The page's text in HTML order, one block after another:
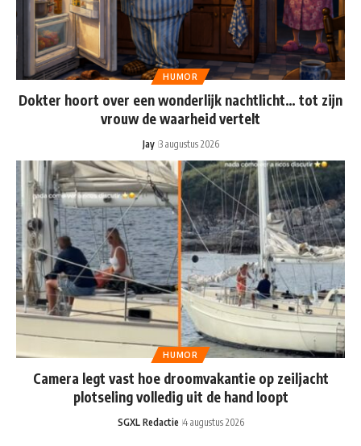
HUMOR
Dokter hoort over een wonderlijk nachtlicht… tot zijn
vrouw de waarheid vertelt
Jay 3 augustus 2026
HUMOR
Camera legt vast hoe droomvakantie op zeiljacht
plotseling volledig uit de hand loopt
SGXL Redactie 4 augustus 2026